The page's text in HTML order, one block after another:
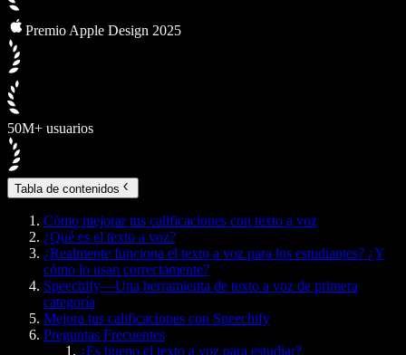
Premio Apple Design 2025
50M+ usuarios
Tabla de contenidos
Cómo mejorar tus calificaciones con texto a voz
¿Qué es el texto a voz?
¿Realmente funciona el texto a voz para los estudiantes? ¿Y
cómo lo usan correctamente?
Speechify—Una herramienta de texto a voz de primera
categoría
Mejora tus calificaciones con Speechify
Preguntas Frecuentes
¿Es bueno el texto a voz para estudiar?